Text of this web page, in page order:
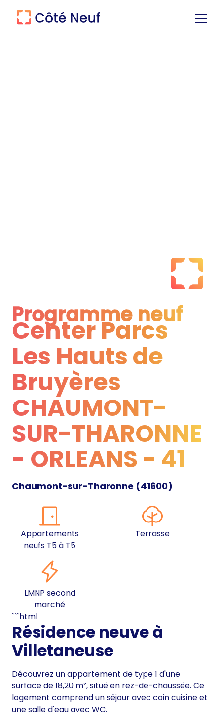
Programme neuf
Programme neuf
Center Parcs
Les Hauts de
Bruyères
CHAUMONT-
SUR-THARONNE
- ORLEANS - 41
Chaumont-sur-Tharonne (41600)
Appartements
neufs T5 à T5
Terrasse
LMNP second
marché
```html
Résidence neuve à
Villetaneuse
Découvrez un appartement de type 1 d'une
surface de 18,20 m², situé en rez-de-chaussée. Ce
logement comprend un séjour avec coin cuisine et
une salle d'eau avec WC.